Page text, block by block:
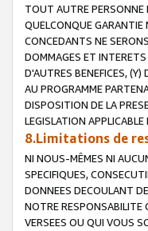
TOUT AUTRE PERSONNE
QUELCONQUE GARANTIE
CONCEDANTS NE
DOMMAGES ET
D'AUTRES BENEFICES,
AU PROGRAMME
DISPOSITION DE LA
LEGISLATION
8.Limitations de
NI NOUS-MÊMES NI
SPECIFIQUES,
DONNEES DECOULANT
NOTRE RESPONSABILITE
VERSEES OU QUI VOUS